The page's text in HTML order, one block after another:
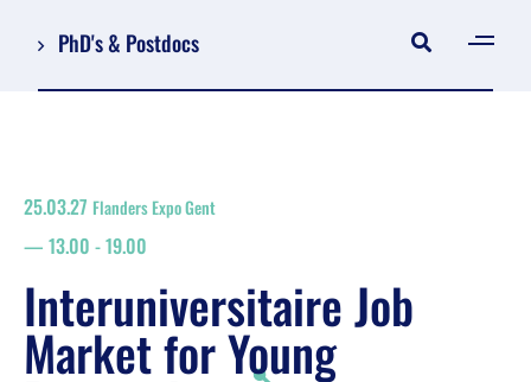
PhD's & Postdocs
Registreer
grondplan
zoeken
25.03.27 Flanders Expo Gent
13.00 -19.00
Interuniversitaire Job
Market for Young